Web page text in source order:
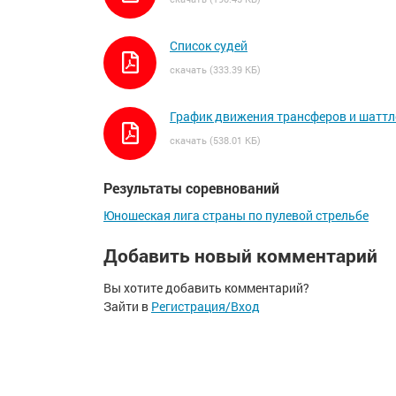
Список судей
скачать (333.39 КБ)
График движения трансферов и
скачать (538.01 КБ)
Результаты соревнований
Юношеская лига страны по пулевой стрельбе
Добавить новый комментарий
Вы хотите добавить комментарий?
Зайти в Регистрация/Вход